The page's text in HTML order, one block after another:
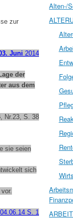
zur
Juni 2014
der
aus dem
, Nr.23, S. 38
sie seien
sich
S. 1
Alten-/